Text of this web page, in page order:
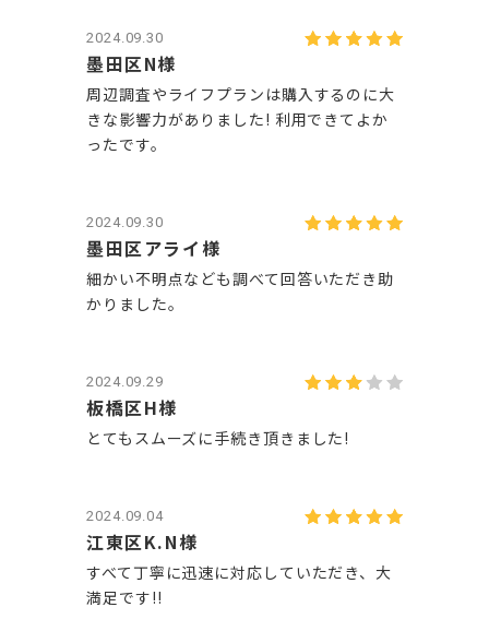
2024.09.30
墨田区N様
周辺調査やライフプランは購入するのに大
きな影響力がありました! 利用できてよか
ったです。
2024.09.30
墨田区アライ様
細かい不明点なども調べて回答いただき助
かりました。
2024.09.29
板橋区H様
とてもスムーズに手続き頂きました!
2024.09.04
江東区K.N様
すべて丁寧に迅速に対応していただき、大
満足です!!